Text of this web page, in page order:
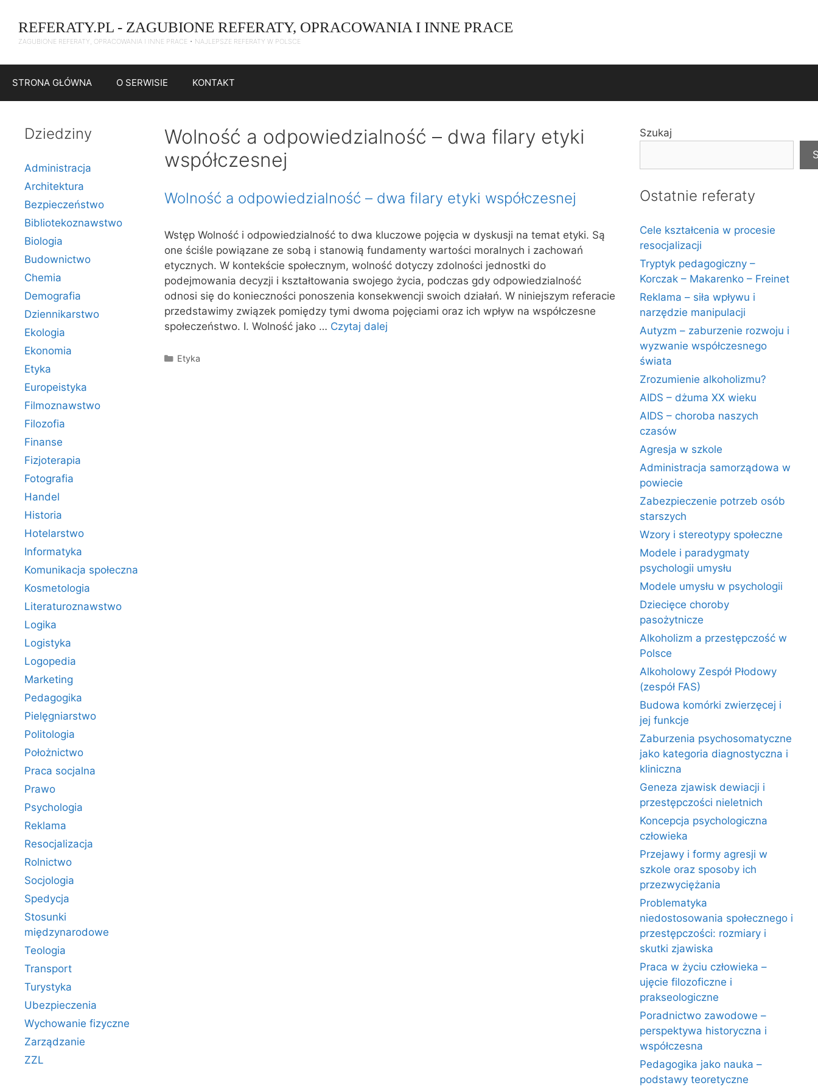
treści
REFERATY.PL - ZAGUBIONE REFERATY, OPRACOWANIA I INNE PRACE
ZAGUBIONE REFERATY, OPRACOWANIA I INNE PRACE • NAJLEPSZE REFERATY W POLSCE
STRONA GŁÓWNA O SERWISIE KONTAKT
Wolność a odpowiedzialność – dwa filary etyki
współczesnej
Wolność a odpowiedzialność – dwa filary etyki współczesnej
Wstęp Wolność i odpowiedzialność to dwa kluczowe pojęcia w dyskusji na temat etyki. Są
one ściśle powiązane ze sobą i stanowią fundamenty wartości moralnych i zachowań
etycznych. W kontekście społecznym, wolność dotyczy zdolności jednostki do
podejmowania decyzji i kształtowania swojego życia, podczas gdy odpowiedzialność
odnosi się do konieczności ponoszenia konsekwencji swoich działań. W niniejszym referacie
przedstawimy związek pomiędzy tymi dwoma pojęciami oraz ich wpływ na współczesne
społeczeństwo. I. Wolność jako … Czytaj dalej
Kategorie
Etyka
Dziedziny
Administracja
Architektura
Bezpieczeństwo
Bibliotekoznawstwo
Biologia
Budownictwo
Chemia
Demografia
Dziennikarstwo
Ekologia
Ekonomia
Etyka
Europeistyka
Filmoznawstwo
Filozofia
Finanse
Fizjoterapia
Fotografia
Handel
Historia
Hotelarstwo
Informatyka
Komunikacja społeczna
Kosmetologia
Literaturoznawstwo
Logika
Logistyka
Logopedia
Marketing
Pedagogika
Pielęgniarstwo
Politologia
Położnictwo
Praca socjalna
Prawo
Psychologia
Reklama
Resocjalizacja
Rolnictwo
Socjologia
Spedycja
Stosunki
międzynarodowe
Teologia
Transport
Turystyka
Ubezpieczenia
Wychowanie fizyczne
Zarządzanie
ZZL
Szukaj
Ostatnie referaty
Cele kształcenia w procesie
resocjalizacji
Tryptyk pedagogiczny –
Korczak – Makarenko – Freinet
Reklama – siła wpływu i
narzędzie manipulacji
Autyzm – zaburzenie rozwoju i
wyzwanie współczesnego
świata
Zrozumienie alkoholizmu?
AIDS – dżuma XX wieku
AIDS – choroba naszych
czasów
Agresja w szkole
Administracja samorządowa w
powiecie
Zabezpieczenie potrzeb osób
starszych
Wzory i stereotypy społeczne
Modele i paradygmaty
psychologii umysłu
Modele umysłu w psychologii
Dziecięce choroby
pasożytnicze
Alkoholizm a przestępczość w
Polsce
Alkoholowy Zespół Płodowy
(zespół FAS)
Budowa komórki zwierzęcej i
jej funkcje
Zaburzenia psychosomatyczne
jako kategoria diagnostyczna i
kliniczna
Geneza zjawisk dewiacji i
przestępczości nieletnich
Koncepcja psychologiczna
człowieka
Przejawy i formy agresji w
szkole oraz sposoby ich
przezwyciężania
Problematyka
niedostosowania społecznego i
przestępczości: rozmiary i
skutki zjawiska
Praca w życiu człowieka –
ujęcie filozoficzne i
prakseologiczne
Poradnictwo zawodowe –
perspektywa historyczna i
współczesna
Pedagogika jako nauka –
podstawy teoretyczne